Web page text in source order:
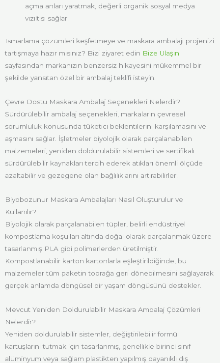
açma anları yaratmak, değerli organik sosyal medya
vızıltısı sağlar.
Ismarlama çözümleri keşfetmeye ve maskara ambalajı projenizi
tartışmaya hazır mısınız? Bizi ziyaret edin Bize Ulaşın
sayfasından markanızın benzersiz hikayesini mükemmel bir
şekilde yansıtan özel bir ambalaj teklifi isteyin.
Çevre Dostu Maskara Ambalaj Seçenekleri Nelerdir?
Sürdürülebilir ambalaj seçenekleri, markaların çevresel
sorumluluk konusunda tüketici beklentilerini karşılamasını ve
aşmasını sağlar. İşletmeler biyolojik olarak parçalanabilen
malzemeleri, yeniden doldurulabilir sistemleri ve sertifikalı
sürdürülebilir kaynakları tercih ederek atıkları önemli ölçüde
azaltabilir ve gezegene olan bağlılıklarını artırabilirler.
Biyobozunur Maskara Ambalajları Nasıl Oluşturulur ve
Kullanılır?
Biyolojik olarak parçalanabilen tüpler, belirli endüstriyel
kompostlama koşulları altında doğal olarak parçalanmak üzere
tasarlanmış PLA gibi polimerlerden üretilmiştir.
Kompostlanabilir karton kartonlarla eşleştirildiğinde, bu
malzemeler tüm paketin toprağa geri dönebilmesini sağlayarak
gerçek anlamda döngüsel bir yaşam döngüsünü destekler.
Mevcut Yeniden Doldurulabilir Maskara Ambalaj Çözümleri
Nelerdir?
Yeniden doldurulabilir sistemler, değiştirilebilir formül
kartuşlarını tutmak için tasarlanmış, genellikle birinci sınıf
alüminyum veya sağlam plastikten yapılmış dayanıklı dış